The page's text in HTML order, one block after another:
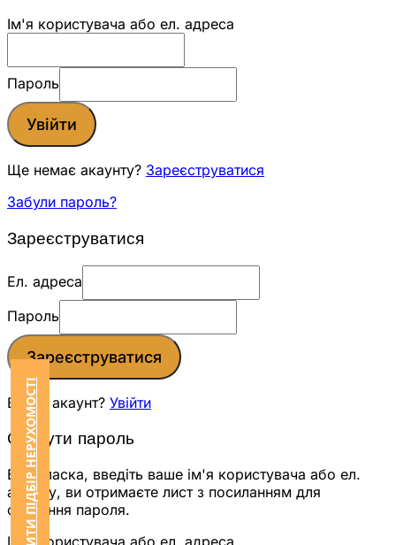
ЗАМОВИТИ ПІДБІР НЕРУХОМОСТІ
Ім'я користувача або ел. адреса
Пароль
Увійти
Ще немає акаунту? Зареєструватися
Забули пароль?
Зареєструватися
Ел. адреса
Пароль
Зареєструватися
Вже є акаунт? Увійти
Скинути пароль
Будь ласка, введіть ваше ім'я користувача або ел.
адресу, ви отримаєте лист з посиланням для
скидання пароля.
Ім'я користувача або ел. адреса